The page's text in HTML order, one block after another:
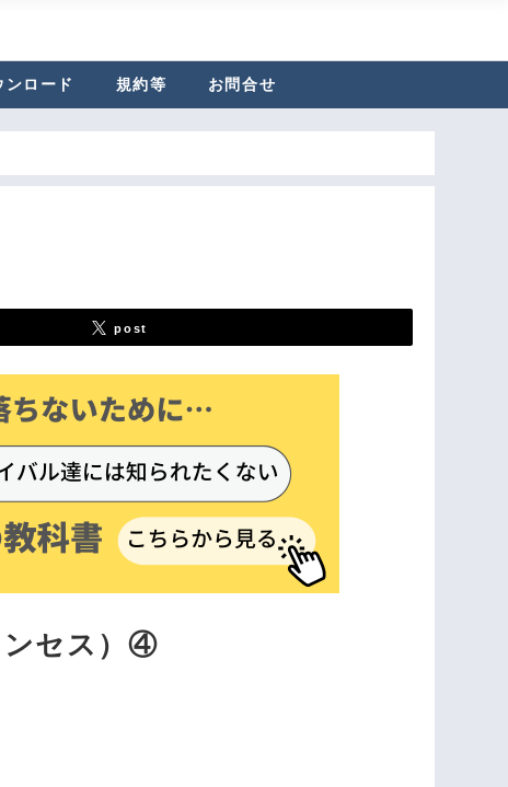
ンロード 規約等 お問合せ
post
ンセス）④